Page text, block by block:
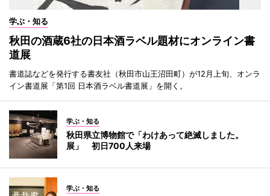
学ぶ・知る
秋田の酒蔵6社の日本酒ラベル題材にオンライン書
道展
書道誌などを発行する書友社（秋田市山王沼田町）が12月上旬、オンラ
イン書道展「第1回 日本酒ラベル書道展」を開く。
学ぶ・知る
秋田県立博物館で「わけあって絶滅しました。
展」 初日700人来場
学ぶ・知る